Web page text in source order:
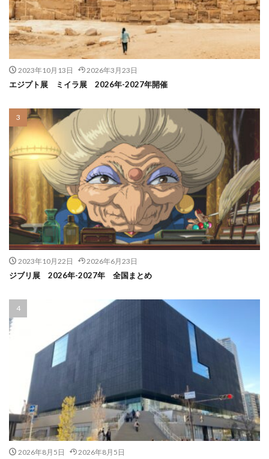
2023年10月13日 2026年3月23日
エジプト展 ミイラ展 2026年-2027年開催
2023年10月22日 2026年6月23日
ジブリ展 2026年-2027年 全国まとめ
2026年8月5日 2026年8月5日